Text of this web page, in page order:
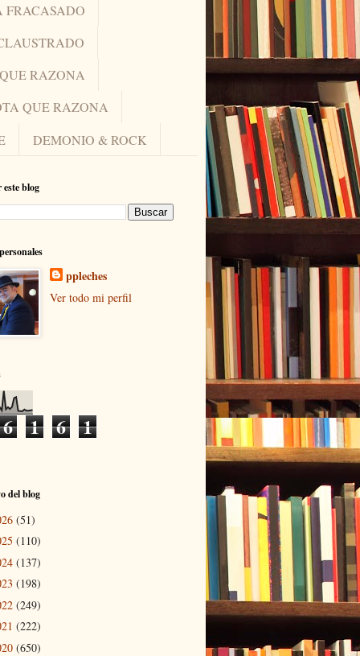
FRACASADO
RAZONA
QUE RAZONA
DEMONIO & ROCK
este blog
ppleches
Ver todo mi perfil
6 1 6 1
del blog
(51)
(110)
(137)
(198)
(249)
(222)
(650)